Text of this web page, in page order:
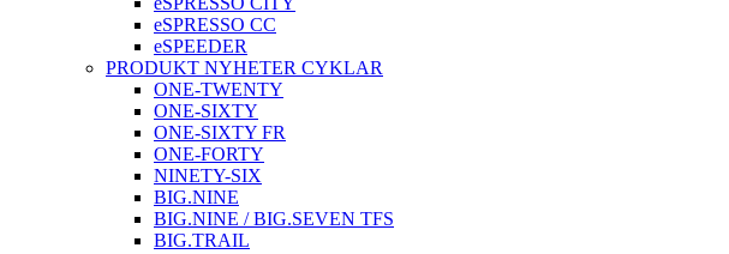
eSPRESSO CC
eSPEEDER
PRODUKT NYHETER CYKLAR
ONE-TWENTY
ONE-SIXTY
ONE-SIXTY FR
ONE-FORTY
NINETY-SIX
BIG.NINE
BIG.NINE / BIG.SEVEN TFS
BIG.TRAIL